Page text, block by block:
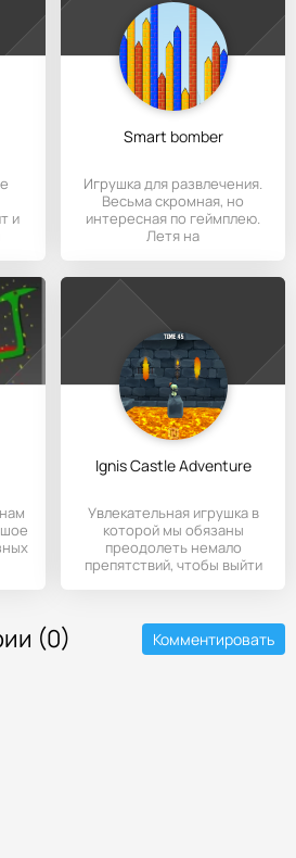
и
Smart bomber
Игрушка для развлечения.
Весьма скромная, но
интересная по геймплею.
Летя на
Ignis Castle Adventure
Увлекательная игрушка в
которой мы обязаны
преодолеть немало
препятствий, чтобы выйти
(0) Комментировать